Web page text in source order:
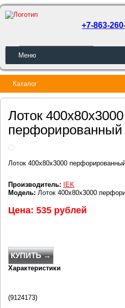
ОБРАТНЫЙ ЗВОНОК
+7-863-
Меню
Каталог
Лоток 400х80х3000
перфорированный
Лоток 400х80х3000
Производитель:
IEK
Модель: Лоток 400х80х3000
Цена: 535 рублей
КУПИТЬ →
Характеристики
(9124173)